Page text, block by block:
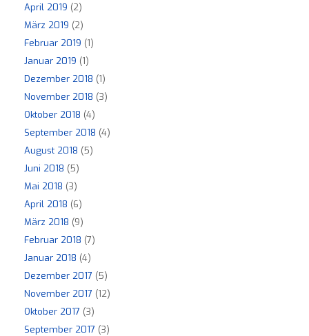
April 2019 (2)
März 2019 (2)
Februar 2019 (1)
Januar 2019 (1)
Dezember 2018 (1)
November 2018 (3)
Oktober 2018 (4)
September 2018 (4)
August 2018 (5)
Juni 2018 (5)
Mai 2018 (3)
April 2018 (6)
März 2018 (9)
Februar 2018 (7)
Januar 2018 (4)
Dezember 2017 (5)
November 2017 (12)
Oktober 2017 (3)
September 2017 (3)